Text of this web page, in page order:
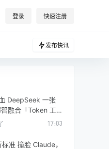
登录 快速注册
发布快讯
DeepSeek 一张
融合「Token 工
17:03
准 撞脸 Claude，